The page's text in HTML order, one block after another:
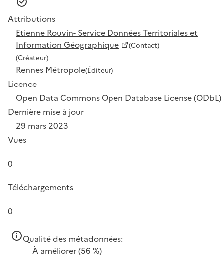
Attributions
Etienne Rouvin- Service Données Territoriales et
Information Géographique
(Contact)
(Créateur)
Rennes Métropole(Éditeur)
Licence
Open Data Commons Open Database License (ODbL)
Dernière mise à jour
29 mars 2023
Vues
0
Téléchargements
0
Qualité des métadonnées:
À améliorer(56 %)